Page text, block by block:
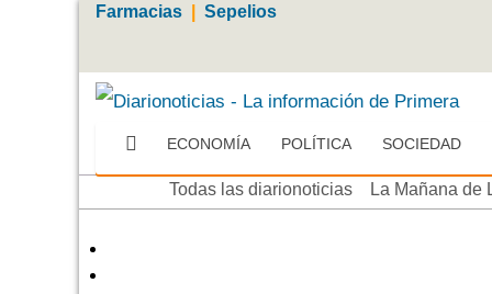
Farmacias Sepelios
ECONOMÍA POLÍTICA SOCIEDAD
Todas las diarionoticias La Mañana de